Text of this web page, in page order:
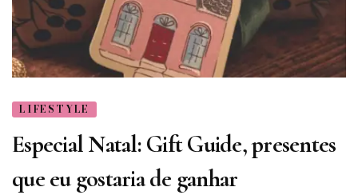
LIFESTYLE
Especial Natal: Gift Guide, presentes
que eu gostaria de ganhar